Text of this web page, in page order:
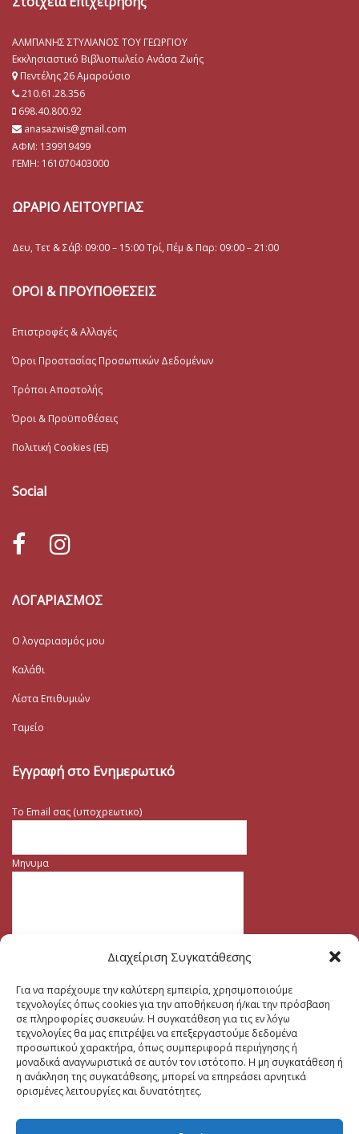
Διαχείριση Συγκατάθεσης
Για να παρέχουμε την καλύτερη εμπειρία, χρησιμοποιούμε
τεχνολογίες όπως cookies για την αποθήκευση ή/και την πρόσβαση
σε πληροφορίες συσκευών. Η συγκατάθεση για τις εν λόγω
τεχνολογίες θα μας επιτρέψει να επεξεργαστούμε δεδομένα
προσωπικού χαρακτήρα, όπως συμπεριφορά περιήγησης ή
μοναδικά αναγνωριστικά σε αυτόν τον ιστότοπο. Η μη συγκατάθεση ή
η ανάκληση της συγκατάθεσης, μπορεί να επηρεάσει αρνητικά
ορισμένες λειτουργίες και δυνατότητες.
ΑΛΜΠΑΝΗΣ ΣΤΥΛΙΑΝΟΣ ΤΟΥ ΓΕΩΡΓΙΟΥ
Εκκλησιαστικό Βιβλιοπωλείο Ανάσα Ζωής
Πεντέλης 26 Αμαρούσιο
210.61.28.356
698.40.800.92
anasazwis@gmail.com
ΑΦΜ: 139919499
ΓΕΜΗ: 161070403000
ΩΡΑΡΙΟ ΛΕΙΤΟΥΡΓΙΑΣ
Δευ, Τετ & Σάβ: 09:00 – 15:00 Τρί, Πέμ & Παρ: 09:00 – 21:00
ΟΡΟΙ & ΠΡΟΥΠΟΘΕΣΕΙΣ
Επιστροφές & Αλλαγές
Όροι Προστασίας Προσωπικών Δεδομένων
Τρόποι Αποστολής
Όροι & Προϋποθέσεις
Πολιτική Cookies (ΕΕ)
Social
ΛΟΓΑΡΙΑΣΜΟΣ
Ο λογαριασμός μου
Καλάθι
Λίστα Επιθυμιών
Ταμείο
Εγγραφή στο Ενημερωτικό
Το Email σας (υποχρεωτικο)
Μηνυμα